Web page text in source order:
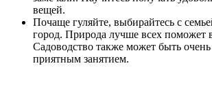
вещей.
Почаще гуляйте, выбирайтесь с
город. Природа лучше всех поможет
Садоводство также может быть
приятным занятием.